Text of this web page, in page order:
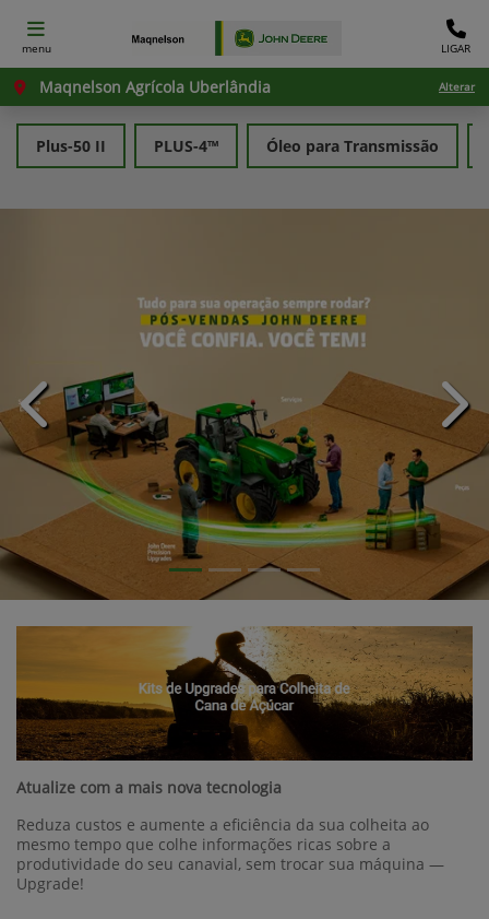
menu LIGAR
Maqnelson Agrícola Uberlândia Alterar
Plus-50 II PLUS-4™ Óleo para Transmissão